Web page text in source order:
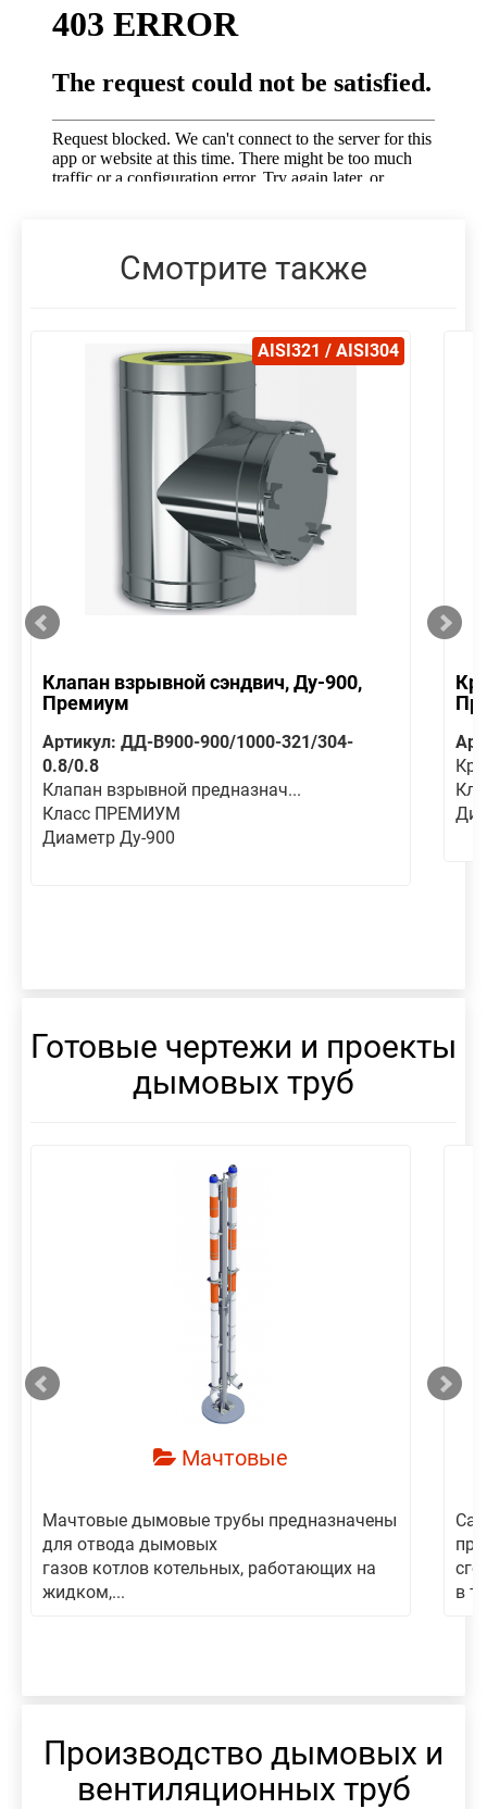
Смотрите также
AISI321 / AISI304
Клапан взрывной сэндвич, Ду-900,
Премиум
Артикул: ДД-В900-900/1000-321/304-
0.8/0.8
Клапан взрывной предназнач...
Класс ПРЕМИУМ
Диаметр Ду-900
Готовые чертежи и проекты
дымовых труб
Мачтовые
Мачтовые дымовые трубы предназначены
для отвода дымовых
газов котлов котельных, работающих на
жидком,...
в
Производство дымовых и
вентиляционных труб